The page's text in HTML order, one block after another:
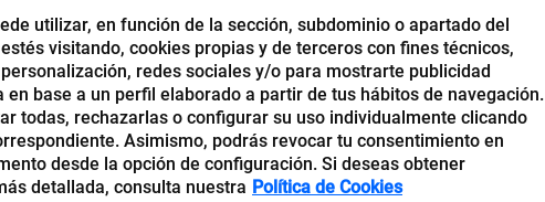
utilizar, en función de la sección, subdominio o apartado del
visitando, cookies propias y de terceros con fines técnicos,
redes sociales y/o para mostrarte publicidad
en base a un perfil elaborado a partir de tus hábitos de navegación.
todas, rechazarlas o configurar su uso individualmente clicando
Asimismo, podrás revocar tu consentimiento en
desde la opción de configuración. Si deseas obtener
detallada, consulta nuestra Política de Cookies